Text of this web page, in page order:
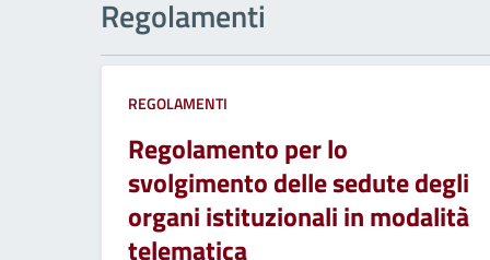
Regolamenti
REGOLAMENTI
Regolamento per lo
svolgimento delle sedute degli
organi istituzionali in modalità
telematica